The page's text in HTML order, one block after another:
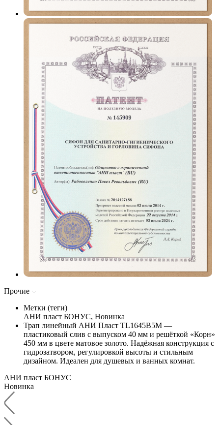
Прочие
Метки (теги)
АНИ пласт БОНУС, Новинка
Трап линейный АНИ Пласт TL1645B5M —
пластиковый слив с выпуском 40 мм и решёткой «Корн»
450 мм в цвете матовое золото. Надёжная конструкция с
гидрозатвором, регулировкой высоты и стильным
дизайном. Идеален для душевых и ванных комнат.
АНИ пласт БОНУС
Новинка